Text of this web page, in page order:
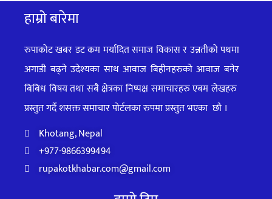
हाम्रो बारेमा
रुपाकोट खबर डट कम मर्यादित समाज विकास र उन्नतीको पथमा
अगाडी बढ्ने उदेश्यका साथ आवाज बिहीनहरुको आवाज बनेर
बिबिध विषय तथा सबै क्षेत्रका निष्पक्ष समाचारहरु एबम लेखहरु
प्रस्तुत गर्दै शसक्त समाचार पोर्टलका रुपमा प्रस्तुतभएका छौ ।
Khotang, Nepal
+977-9866399494
rupakotkhabar.com@gmail.com